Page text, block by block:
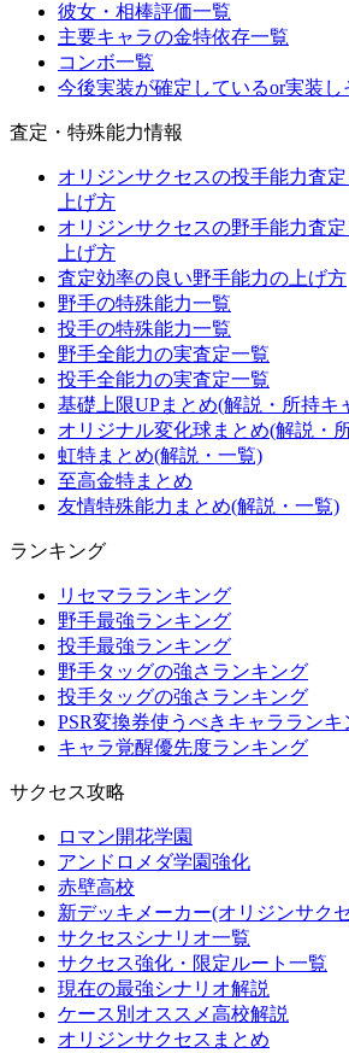
彼女・相棒評価一覧
主要キャラの金特依存一覧
コンボ一覧
今後実装が確定しているor実装
査定・特殊能力情報
オリジンサクセスの投手能力査
上げ方
オリジンサクセスの野手能力査
上げ方
査定効率の良い野手能力の上げ方
野手の特殊能力一覧
投手の特殊能力一覧
野手全能力の実査定一覧
投手全能力の実査定一覧
基礎上限UPまとめ(解説・所持キ
オリジナル変化球まとめ(解説・
虹特まとめ(解説・一覧)
至高金特まとめ
友情特殊能力まとめ(解説・一覧)
ランキング
リセマラランキング
野手最強ランキング
投手最強ランキング
野手タッグの強さランキング
投手タッグの強さランキング
PSR変換券使うべきキャラランキ
キャラ覚醒優先度ランキング
サクセス攻略
ロマン開花学園
アンドロメダ学園強化
赤壁高校
新デッキメーカー(オリジンサク
サクセスシナリオ一覧
サクセス強化・限定ルート一覧
現在の最強シナリオ解説
ケース別オススメ高校解説
オリジンサクセスまとめ